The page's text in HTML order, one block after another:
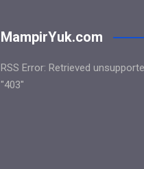
MampirYuk.com
RSS Error: Retrieved
"403"